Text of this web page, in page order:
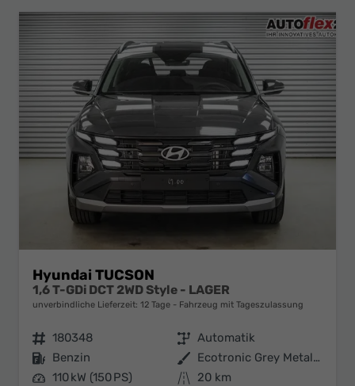
Hyundai TUCSON
1,6 T-GDi DCT 2WD Style - LAGER
unverbindliche Lieferzeit: 12 Tage Fahrzeug mit Tageszulassung
Fahrzeugnr. 180348 Getriebe Automatik
Kraftstoff Benzin Außenfarbe
Ecotronic Grey Metallic ()
Leistung 110 kW (150 PS) Kilometerstand
20 km